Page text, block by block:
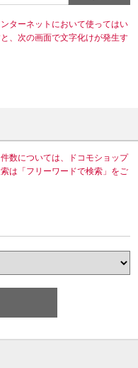
ターネットにおいて使ってはい
、次の画面で文字化けが発生す
数については、ドコモショップ
は「フリーワードで検索」をご